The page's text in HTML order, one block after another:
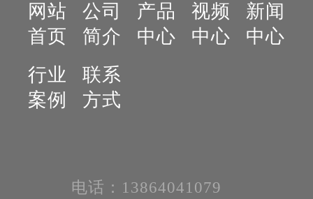
网站
首页
公司
简介
产品
中心
视频
中心
新闻
中心
行业
案例
联系
方式
电话：13864041079